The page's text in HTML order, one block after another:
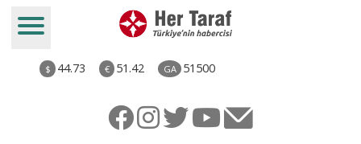
$ 44.73 € 51.42 GA 51500